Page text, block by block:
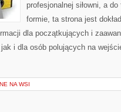
profesjonalnej siłowni, a
formie, ta strona jest
dla początkujących i
i dla osób polujących na
NA WSI